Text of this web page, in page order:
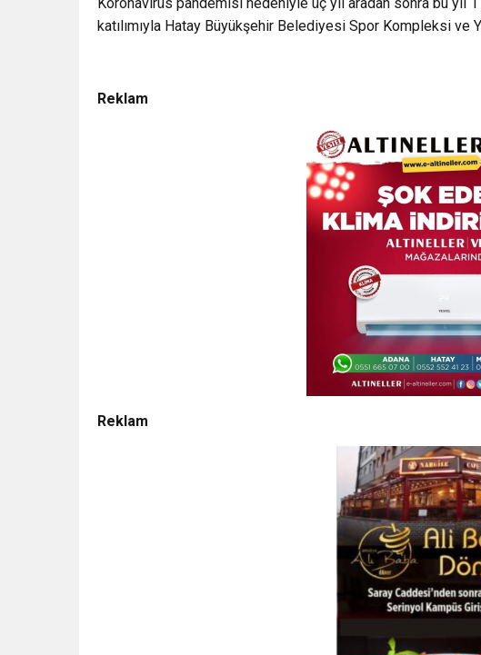
Koronavirüs pandemisi nedeniyle üç yıl aradan sonra bu yıl
katılımıyla Hatay Büyükşehir Belediyesi Spor Kompleksi ve
Reklam
Reklam